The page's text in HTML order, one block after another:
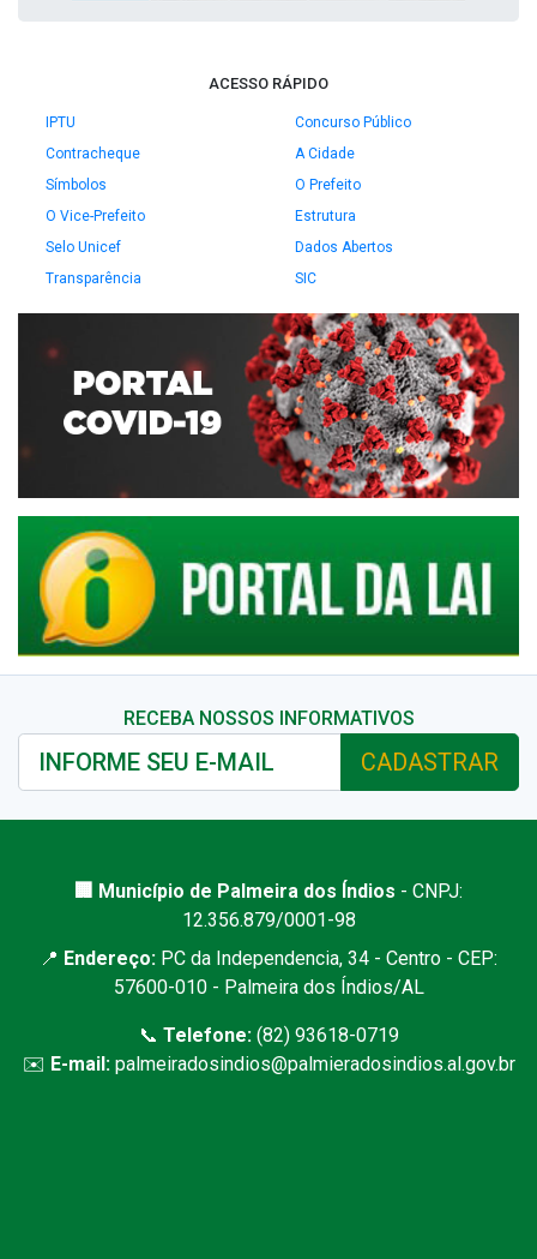
ACESSO RÁPIDO
IPTU
Concurso Público
Contracheque
A Cidade
Símbolos
O Prefeito
O Vice-Prefeito
Estrutura
Selo Unicef
Dados Abertos
Transparência
SIC
RECEBA NOSSOS INFORMATIVOS
CADASTRAR
🏢 Município de Palmeira dos Índios - CNPJ:
12.356.879/0001-98
📍 Endereço: PC da Independencia, 34 - Centro - CEP:
57600-010 - Palmeira dos Índios/AL
📞 Telefone:(82) 93618-0719
✉️ E-mail: palmeiradosindios@palmieradosindios.al.gov.br